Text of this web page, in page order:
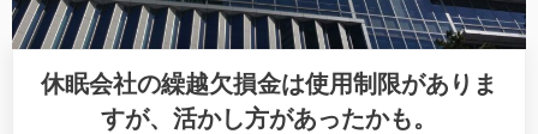
休眠会社の繰越欠損金は使用制限がありま
すが、活かし方があったかも。